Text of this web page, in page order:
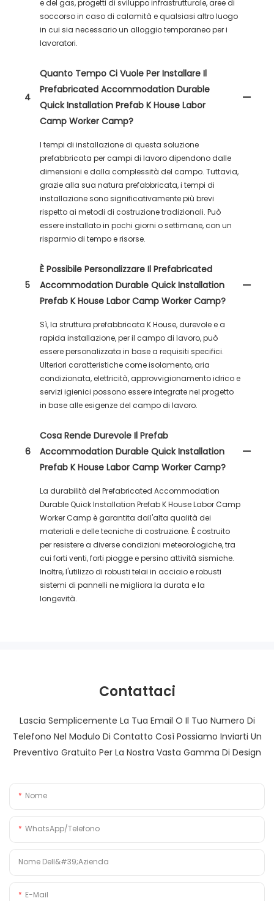
e del gas, progetti di sviluppo infrastrutturale, aree di
soccorso in caso di calamità e qualsiasi altro luogo
in cui sia necessario un alloggio temporaneo per i
lavoratori.
4
Quanto Tempo Ci Vuole Per Installare Il
Prefabricated Accommodation Durable
Quick Installation Prefab K House Labor
Camp Worker Camp?
I tempi di installazione di questa soluzione
prefabbricata per campi di lavoro dipendono dalle
dimensioni e dalla complessità del campo. Tuttavia,
grazie alla sua natura prefabbricata, i tempi di
installazione sono significativamente più brevi
rispetto ai metodi di costruzione tradizionali. Può
essere installato in pochi giorni o settimane, con un
risparmio di tempo e risorse.
5
È Possibile Personalizzare Il Prefabricated
Accommodation Durable Quick Installation
Prefab K House Labor Camp Worker Camp?
Sì, la struttura prefabbricata K House, durevole e a
rapida installazione, per il campo di lavoro, può
essere personalizzata in base a requisiti specifici.
Ulteriori caratteristiche come isolamento, aria
condizionata, elettricità, approvvigionamento idrico e
servizi igienici possono essere integrate nel progetto
in base alle esigenze del campo di lavoro.
6
Cosa Rende Durevole Il Prefab
Accommodation Durable Quick Installation
Prefab K House Labor Camp Worker Camp?
La durabilità del Prefabricated Accommodation
Durable Quick Installation Prefab K House Labor Camp
Worker Camp è garantita dall'alta qualità dei
materiali e delle tecniche di costruzione. È costruito
per resistere a diverse condizioni meteorologiche, tra
cui forti venti, forti piogge e persino attività sismiche.
Inoltre, l'utilizzo di robusti telai in acciaio e robusti
sistemi di pannelli ne migliora la durata e la
longevità.
Contattaci
Lascia Semplicemente La Tua Email O Il Tuo Numero Di
Telefono Nel Modulo Di Contatto Così Possiamo Inviarti Un
Preventivo Gratuito Per La Nostra Vasta Gamma Di Design
Nome
WhatsApp/Telefono
Nome Dell&#39;azienda
E-Mail